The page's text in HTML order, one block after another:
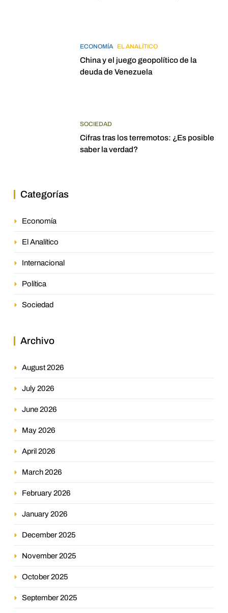
ECONOMÍA EL ANALÍTICO
China y el juego geopolítico de la
deuda de Venezuela
SOCIEDAD
Cifras tras los terremotos: ¿Es posible
saber la verdad?
Categorías
Economía
El Analítico
Internacional
Política
Sociedad
Archivo
August 2026
July 2026
June 2026
May 2026
April 2026
March 2026
February 2026
January 2026
December 2025
November 2025
October 2025
September 2025